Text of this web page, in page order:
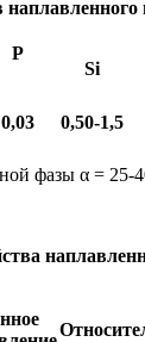
P
Si
0,03 0,50-1,5
фазы α = 25-